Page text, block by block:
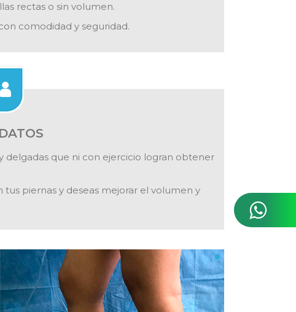
rectas o sin volumen.
comodidad y seguridad.
delgadas que ni con ejercicio logran obtener
piernas y deseas mejorar el volumen y